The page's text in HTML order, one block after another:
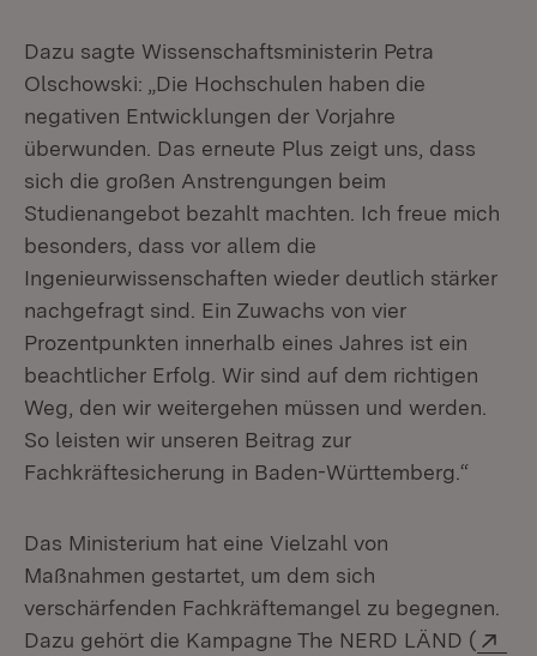
Dazu sagte Wissenschaftsministerin Petra
Olschowski: „Die Hochschulen haben die
negativen Entwicklungen der Vorjahre
überwunden. Das erneute Plus zeigt uns, dass
sich die großen Anstrengungen beim
Studienangebot bezahlt machten. Ich freue mich
besonders, dass vor allem die
Ingenieurwissenschaften wieder deutlich stärker
nachgefragt sind. Ein Zuwachs von vier
Prozentpunkten innerhalb eines Jahres ist ein
beachtlicher Erfolg. Wir sind auf dem richtigen
Weg, den wir weitergehen müssen und werden.
So leisten wir unseren Beitrag zur
Fachkräftesicherung in Baden-Württemberg.“
Das Ministerium hat eine Vielzahl von
Maßnahmen gestartet, um dem sich
verschärfenden Fachkräftemangel zu begegnen.
Dazu gehört die Kampagne The NERD LÄND (